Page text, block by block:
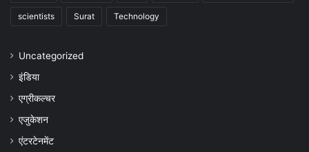
scientists Surat Technology
Uncategorized
इंडिया
एग्रीकल्चर
एजुकेशन
एंटरटेनमेंट